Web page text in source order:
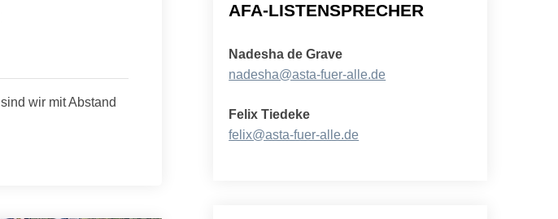
wir mit Abstand
AFA-LISTENSPRECHER
Nadesha de Grave
nadesha@asta-fuer-alle.de
Felix Tiedeke
felix@asta-fuer-alle.de